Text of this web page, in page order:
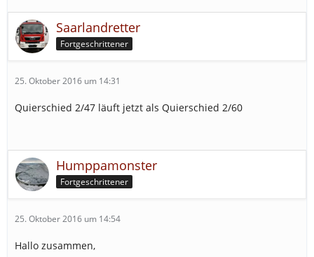
Saarlandretter
Fortgeschrittener
25. Oktober 2016 um 14:31
Quierschied 2/47 läuft jetzt als Quierschied 2/60
Humppamonster
Fortgeschrittener
25. Oktober 2016 um 14:54
Hallo zusammen,